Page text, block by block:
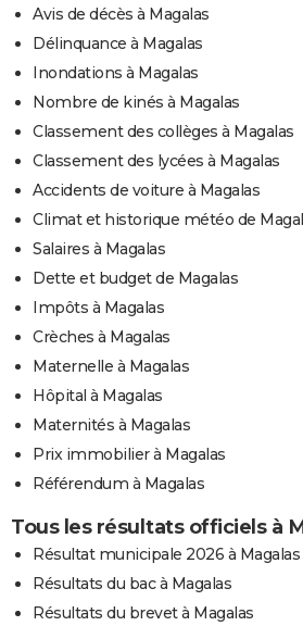
Avis de décès à Magalas
Délinquance à Magalas
Inondations à Magalas
Nombre de kinés à Magalas
Classement des collèges à Magalas
Classement des lycées à Magalas
Accidents de voiture à Magalas
Climat et historique météo de
Salaires à Magalas
Dette et budget de Magalas
Impôts à Magalas
Crèches à Magalas
Maternelle à Magalas
Hôpital à Magalas
Maternités à Magalas
Prix immobilier à Magalas
Référendum à Magalas
Tous les résultats officiels à
Résultat municipale 2026 à Magalas
Résultats du bac à Magalas
Résultats du brevet à Magalas